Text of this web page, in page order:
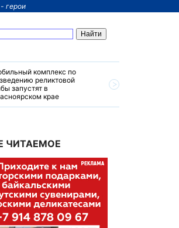
герои
комплекс по
реликтовой
запустят в
крае
ЧИТАЕМОЕ